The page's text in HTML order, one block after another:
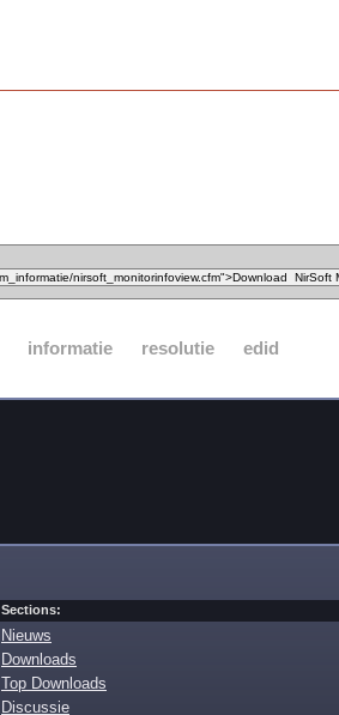
informatie resolutie edid
Sections:
Nieuws
Downloads
Top Downloads
Discussie